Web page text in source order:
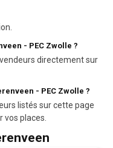
- PEC Zwolle ?
directement sur
- PEC Zwolle ?
listés sur cette page
vos places.